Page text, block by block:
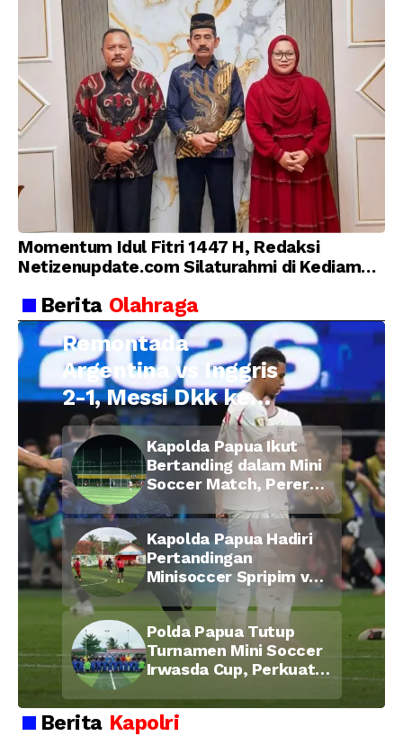
Momentum Idul Fitri 1447 H, Redaksi
Netizenupdate.com Silaturahmi di Kediaman
Berita Olahraga
Remontada
Argentina vs Inggris
2-1, Messi Dkk ke
Final Piala Dunia
2026
Kapolda Papua Ikut
Bertanding dalam Mini
Soccer Match, Pererat
Kebersamaan Personel
di Bulan Ramadan
Kapolda Papua Hadiri
Pertandingan
Minisoccer Spripim vs
Bid Propam, Pererat
Soliditas dan
Kebersamaan Personel
Polda Papua Tutup
Turnamen Mini Soccer
Irwasda Cup, Perkuat
Kebersamaan Personel
Berita Kapolri